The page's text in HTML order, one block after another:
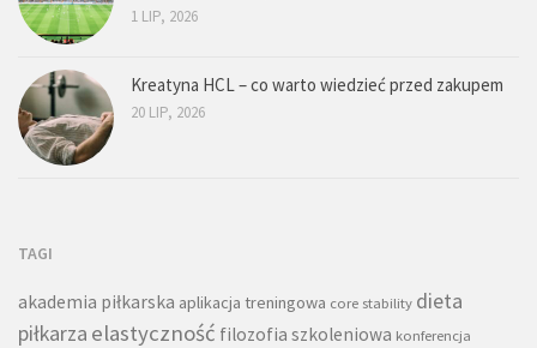
1 LIP, 2026
Kreatyna HCL – co warto wiedzieć przed zakupem
20 LIP, 2026
TAGI
akademia piłkarska aplikacja treningowa core stability dieta
piłkarza elastyczność filozofia szkoleniowa konferencja